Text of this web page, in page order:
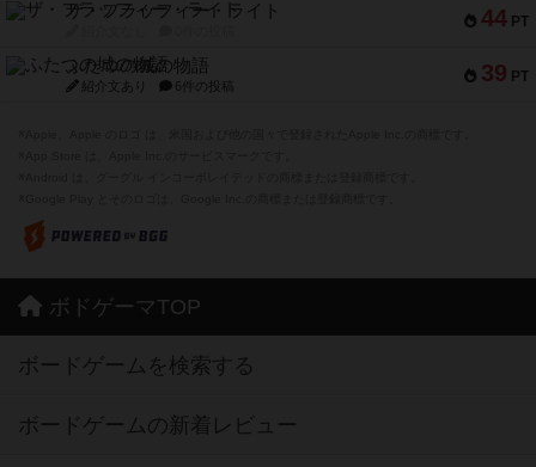
44 PT
ザ・フラッフィー・ライト
39 PT
ふたつの城の物語
紹介文あり 6件の投稿
ボドゲーマTOP
ボードゲームを検索する
ボードゲームの新着レビュー